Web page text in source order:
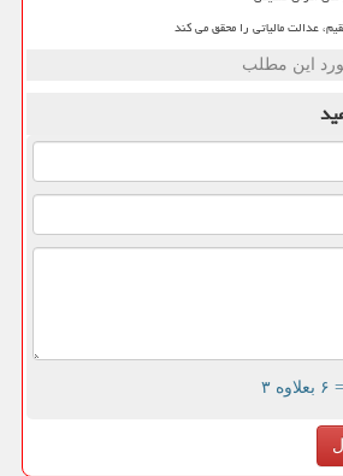
عدالت مالیاتی را محقق می کند
این مطلب
= ۶ بعلاوه ۳